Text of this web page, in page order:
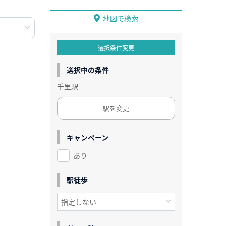
地図で検索
選択条件変更
選択中の条件
千里駅
駅を変更
キャンペーン
あり
駅徒歩